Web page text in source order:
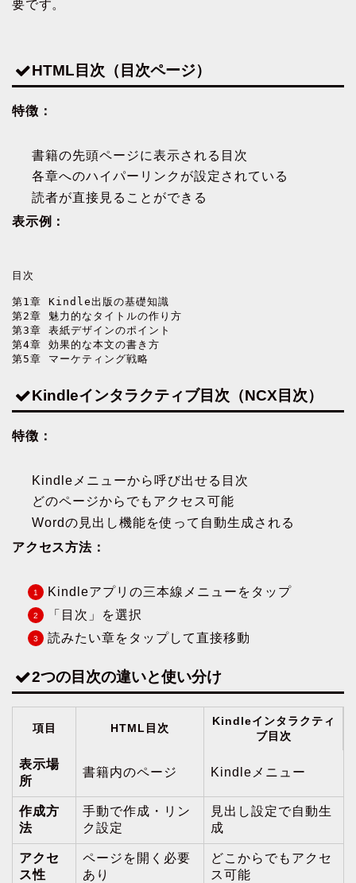
要です。
HTML目次（目次ページ）
特徴：
書籍の先頭ページに表示される目次
各章へのハイパーリンクが設定されている
読者が直接見ることができる
表示例：
目次
第1章 Kindle出版の基礎知識
第2章 魅力的なタイトルの作り方
第3章 表紙デザインのポイント
第4章 効果的な本文の書き方
第5章 マーケティング戦略
Kindleインタラクティブ目次（NCX目次）
特徴：
Kindleメニューから呼び出せる目次
どのページからでもアクセス可能
Wordの見出し機能を使って自動生成される
アクセス方法：
Kindleアプリの三本線メニューをタップ
「目次」を選択
読みたい章をタップして直接移動
2つの目次の違いと使い分け
項目 HTML目次
Kindleインタラクティ
ブ目次
表示場
所
書籍内のページ Kindleメニュー
作成方
法
手動で作成・リン
ク設定
見出し設定で自動生
成
アクセ
ス性
ページを開く必要
あり
どこからでもアクセ
ス可能